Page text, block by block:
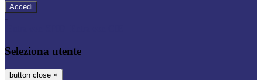
-
Seleziona utente
button close ×